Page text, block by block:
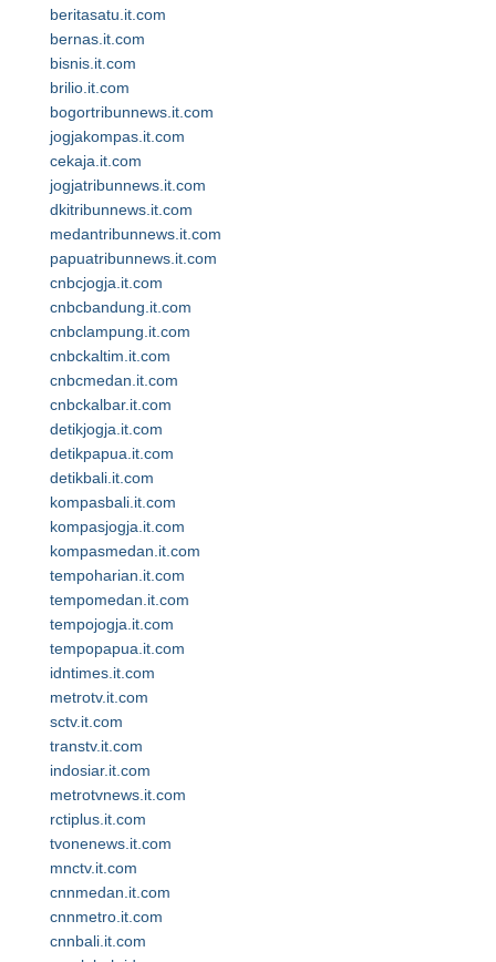
beritasatu.it.com
bernas.it.com
bisnis.it.com
brilio.it.com
bogortribunnews.it.com
jogjakompas.it.com
cekaja.it.com
jogjatribunnews.it.com
dkitribunnews.it.com
medantribunnews.it.com
papuatribunnews.it.com
cnbcjogja.it.com
cnbcbandung.it.com
cnbclampung.it.com
cnbckaltim.it.com
cnbcmedan.it.com
cnbckalbar.it.com
detikjogja.it.com
detikpapua.it.com
detikbali.it.com
kompasbali.it.com
kompasjogja.it.com
kompasmedan.it.com
tempoharian.it.com
tempomedan.it.com
tempojogja.it.com
tempopapua.it.com
idntimes.it.com
metrotv.it.com
sctv.it.com
transtv.it.com
indosiar.it.com
metrotvnews.it.com
rctiplus.it.com
tvonenews.it.com
mnctv.it.com
cnnmedan.it.com
cnnmetro.it.com
cnnbali.it.com